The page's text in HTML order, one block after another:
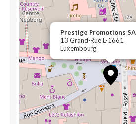
Prestige Promotions SA
13 Grand-Rue L-1661
Luxembourg